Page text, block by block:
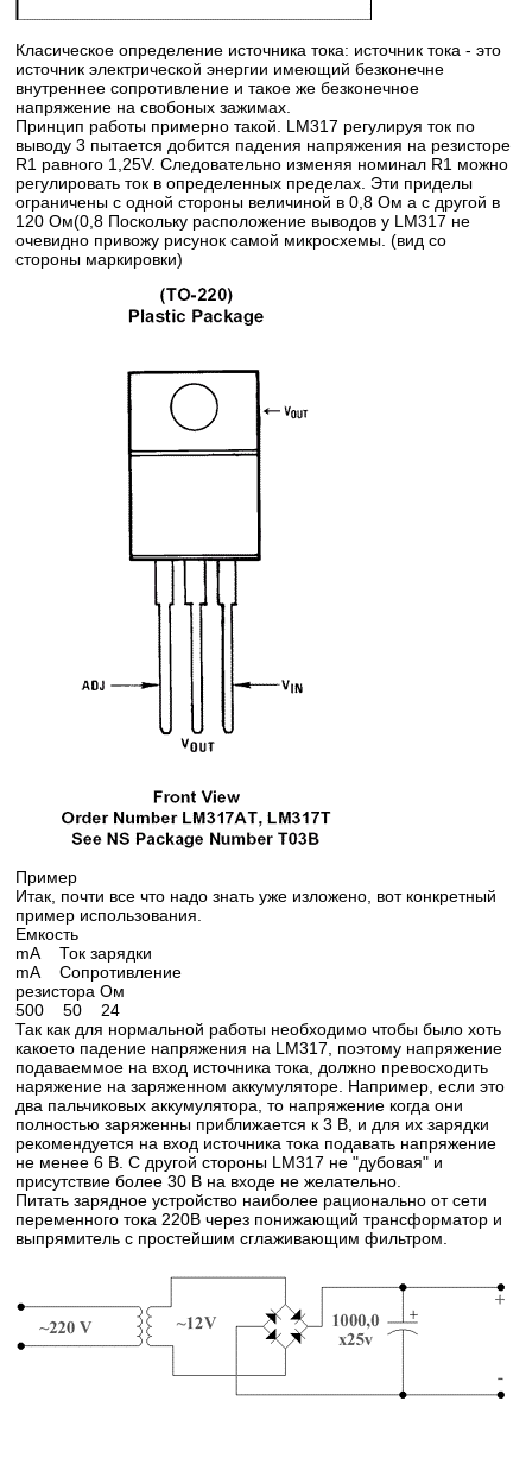
Класическое определение источника тока: источник тока - это
источник электрической энергии имеющий безконечне
внутреннее сопротивление и такое же безконечное
напряжение на свобоных зажимах.
Принцип работы примерно такой. LM317 регулируя ток по
выводу 3 пытается добится падения напряжения на резисторе
R1 равного 1,25V. Следовательно изменяя номинал R1 можно
регулировать ток в определенных пределах. Эти приделы
ограничены с одной стороны величиной в 0,8 Ом а с другой в
120 Ом(0,8 Поскольку расположение выводов у LM317 не
очевидно привожу рисунок самой микросхемы. (вид со
стороны маркировки)
Пример
Итак, почти все что надо знать уже изложено, вот конкретный
пример использования.
Емкость
mA Ток зарядки
mA Сопротивление
резистора Ом
500 50 24
Так как для нормальной работы необходимо чтобы было хоть
какоето падение напряжения на LM317, поэтому напряжение
подаваеммое на вход источника тока, должно превосходить
наряжение на заряженном аккумуляторе. Например, если это
два пальчиковых аккумулятора, то напряжение когда они
полностью заряженны приближается к 3 В, и для их зарядки
рекомендуется на вход источника тока подавать напряжение
не менее 6 В. С другой стороны LM317 не "дубовая" и
присутствие более 30 В на входе не желательно.
Питать зарядное устройство наиболее рационально от сети
переменного тока 220В через понижающий трансформатор и
выпрямитель с простейшим сглаживающим фильтром.